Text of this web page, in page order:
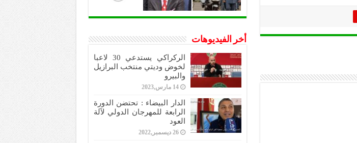
أخر الفيديوهات
الركراكي يستدعي 30 لاعبا
لخوض وديتي منتخب البرازيل
والبيرو
14 مارس,2023
الدار البيضاء : تحتضن الدورة
الرابعة للمهرجان الدولي لآلة
العود
26 ديسمبر,2022